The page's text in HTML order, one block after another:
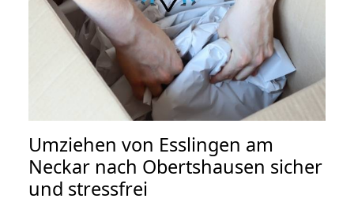
Umziehen von Esslingen am
Neckar nach Obertshausen sicher
und stressfrei